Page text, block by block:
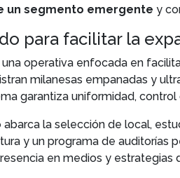
un segmento emergente y
para facilitar la
operativa enfocada en
milanesas empanadas y
garantiza uniformidad,
abarca la selección de local,
y un programa de auditorías
en medios y